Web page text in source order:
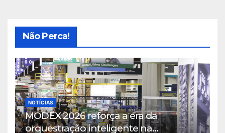
Não Perca!
NOTÍCIAS
MODEX 2026 reforça a era da
orquestração inteligente na